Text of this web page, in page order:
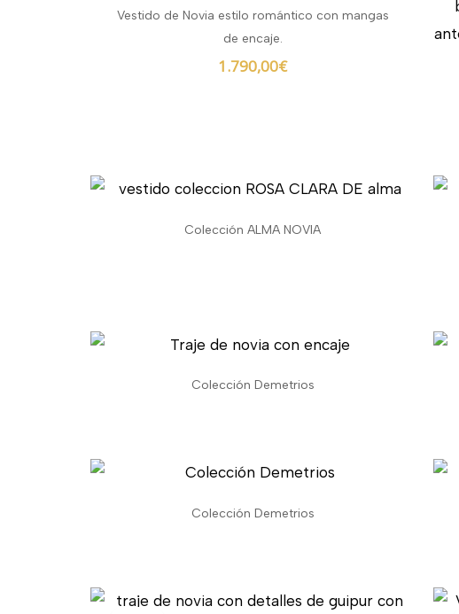
Vestido de Novia estilo romántico con mangas
de encaje.
1.790,00€
Colección ALMA NOVIA
Colección Demetrios
Colección Demetrios
El
El